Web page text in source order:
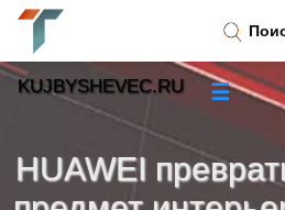
HUAWEI
KUJBYSHEVEC.RU ☰
Новости
Тренды новостей»